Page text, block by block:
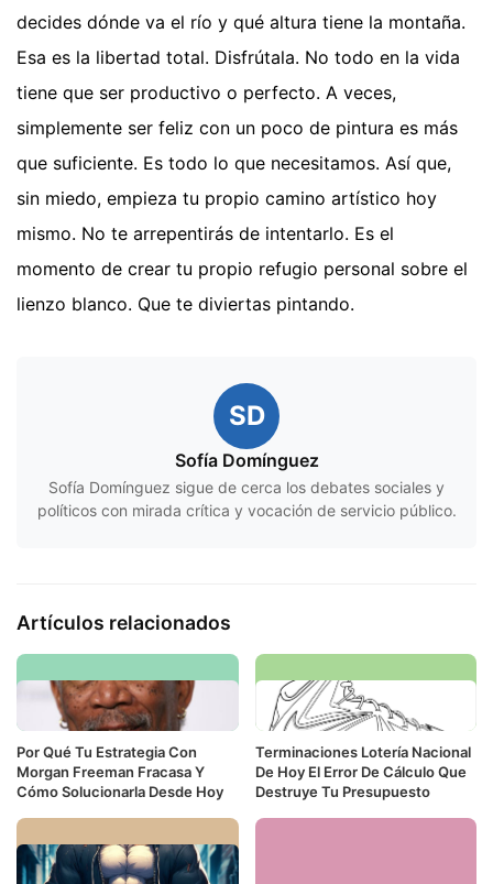
decides dónde va el río y qué altura tiene la montaña.
Esa es la libertad total. Disfrútala. No todo en la vida
tiene que ser productivo o perfecto. A veces,
simplemente ser feliz con un poco de pintura es más
que suficiente. Es todo lo que necesitamos. Así que,
sin miedo, empieza tu propio camino artístico hoy
mismo. No te arrepentirás de intentarlo. Es el
momento de crear tu propio refugio personal sobre el
lienzo blanco. Que te diviertas pintando.
SD
Sofía Domínguez
Sofía Domínguez sigue de cerca los debates sociales y
políticos con mirada crítica y vocación de servicio público.
Artículos relacionados
Por Qué Tu Estrategia Con
Morgan Freeman Fracasa Y
Cómo Solucionarla Desde Hoy
Terminaciones Lotería Nacional
De Hoy El Error De Cálculo Que
Destruye Tu Presupuesto